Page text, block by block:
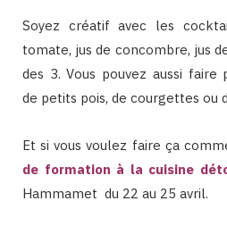
Soyez créatif avec les
tomate, jus de concombre, jus
des 3. Vous pouvez aussi faire
de petits pois, de courgettes ou
Et si vous voulez faire ça
de formation à la cuisine
Hammamet du 22 au 25 avril.